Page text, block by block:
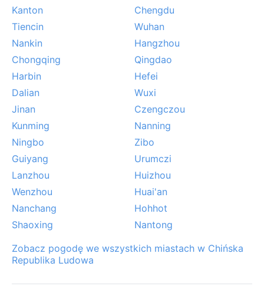
Kanton
Chengdu
Tiencin
Wuhan
Nankin
Hangzhou
Chongqing
Qingdao
Harbin
Hefei
Dalian
Wuxi
Jinan
Czengczou
Kunming
Nanning
Ningbo
Zibo
Guiyang
Urumczi
Lanzhou
Huizhou
Wenzhou
Huai'an
Nanchang
Hohhot
Shaoxing
Nantong
Zobacz pogodę we wszystkich miastach w Chińska
Republika Ludowa